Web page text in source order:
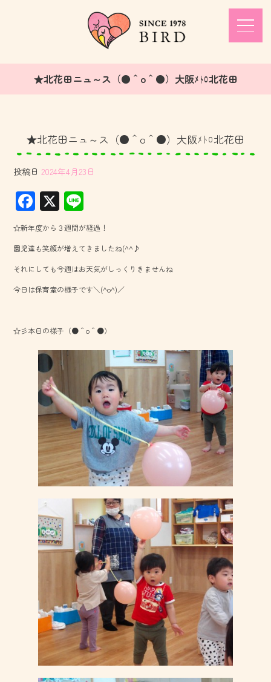
★北花田ニュ～ス（●＾o＾●）大阪ﾒﾄﾛ北花田
★北花田ニュ～ス（●＾o＾●）大阪ﾒﾄﾛ北花田
投稿日 2024年4月23日
F
ac
e
b
o
ok
X
ne
☆新年度から３週間が経過！
園児達も笑顔が増えてきましたね(^^♪
それにしても今週はお天気がしっくりきませんね
今日は保育室の様子です＼(^o^)／
☆彡本日の様子（●＾o＾●）